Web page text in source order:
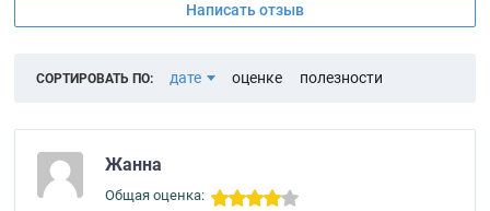
Написать отзыв
СОРТИРОВАТЬ ПО: дате оценке полезности
Жанна
Общая оценка: